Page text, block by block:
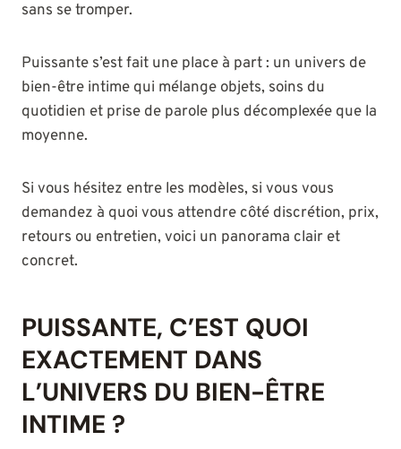
sans se tromper.
Puissante s’est fait une place à part : un univers de
bien-être intime qui mélange objets, soins du
quotidien et prise de parole plus décomplexée que la
moyenne.
Si vous hésitez entre les modèles, si vous vous
demandez à quoi vous attendre côté discrétion, prix,
retours ou entretien, voici un panorama clair et
concret.
PUISSANTE, C’EST QUOI
EXACTEMENT DANS
L’UNIVERS DU BIEN-ÊTRE
INTIME ?